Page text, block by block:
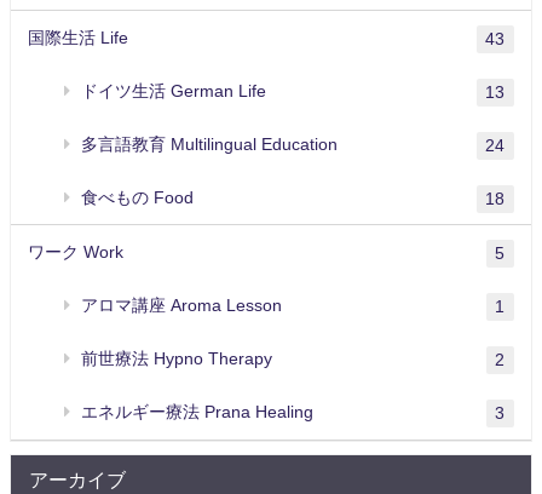
国際生活 Life 43
ドイツ生活 German Life 13
多言語教育 Multilingual Education 24
食べもの Food 18
ワーク Work 5
アロマ講座 Aroma Lesson 1
前世療法 Hypno Therapy 2
エネルギー療法 Prana Healing 3
アーカイブ